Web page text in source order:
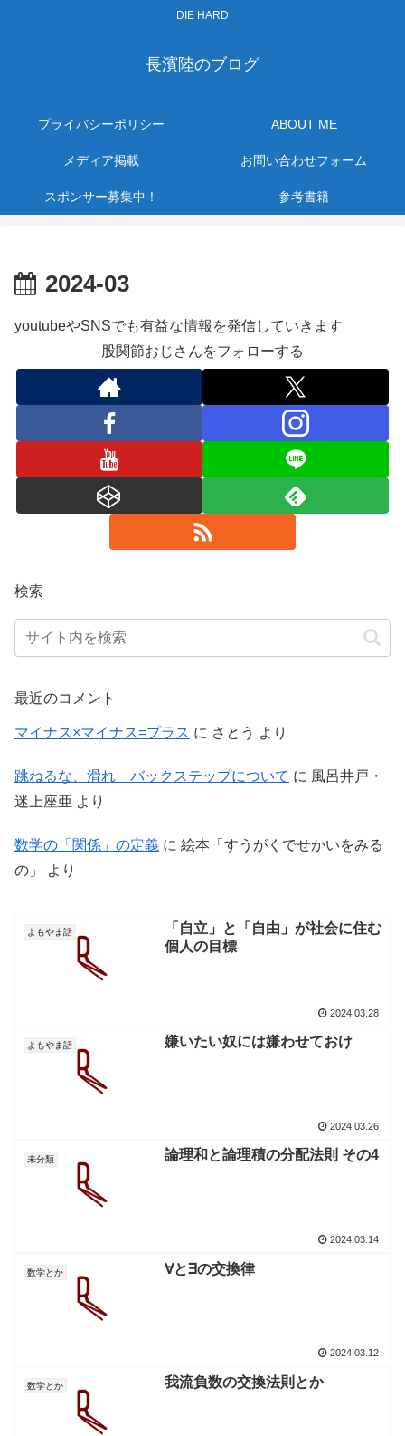
DIE HARD
長濱陸のブログ
プライバシーポリシー ABOUT ME
メディア掲載 お問い合わせフォーム
スポンサー募集中！ 参考書籍
2024-03
youtubeやSNSでも有益な情報を発信していきます
股関節おじさんをフォローする
検索
最近のコメント
マイナス×マイナス=プラス に さとう より
跳ねるな、滑れ バックステップについて に 風呂井戸・
迷上座亜 より
数学の「関係」の定義 に 絵本「すうがくでせかいをみる
の」
より
よもやま話
「自立」と「自由」が社会に住む
個人の目標
2024.03.28
よもやま話 嫌いたい奴には嫌わせておけ
2024.03.26
未分類 論理和と論理積の分配法則 その4
2024.03.14
数学とか ∀と∃の交換律
2024.03.12
数学とか 我流負数の交換法則とか